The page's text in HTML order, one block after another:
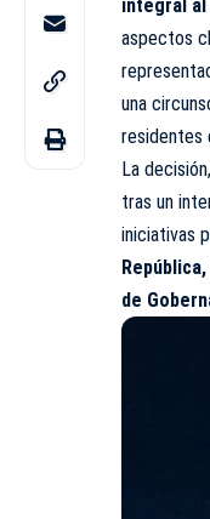
integral
aspectos
una
residentes
La
tras un
iniciativas
de